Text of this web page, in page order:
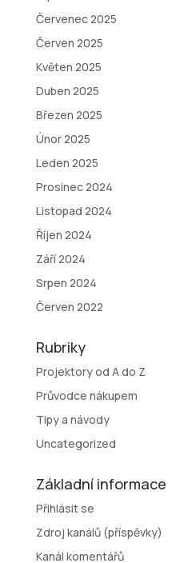
Červenec 2025
Červen 2025
Květen 2025
Duben 2025
Březen 2025
Únor 2025
Leden 2025
Prosinec 2024
Listopad 2024
Říjen 2024
Září 2024
Srpen 2024
Červen 2022
Rubriky
Projektory od A do Z
Průvodce nákupem
Tipy a návody
Uncategorized
Základní informace
Přihlásit se
Zdroj kanálů (příspěvky)
Kanál komentářů